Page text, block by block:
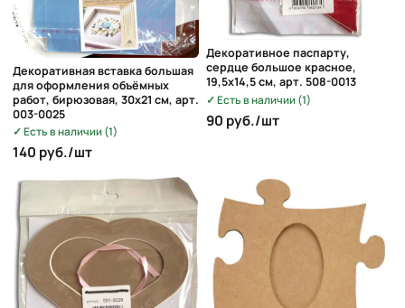
Декоративная вставка большая
для оформления объёмных
работ, бирюзовая, 30х21 см, арт.
003-0025
Есть в наличии (1)
140 руб./шт
Декоративное паспарту,
сердце большое красное,
19,5х14,5 см, арт. 508-0013
Есть в наличии (1)
90 руб./шт